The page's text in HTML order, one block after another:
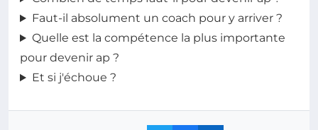
Faut-il absolument un coach pour y arriver ?
Quelle est la compétence la plus importante
pour devenir ap ?
Et si j'échoue ?